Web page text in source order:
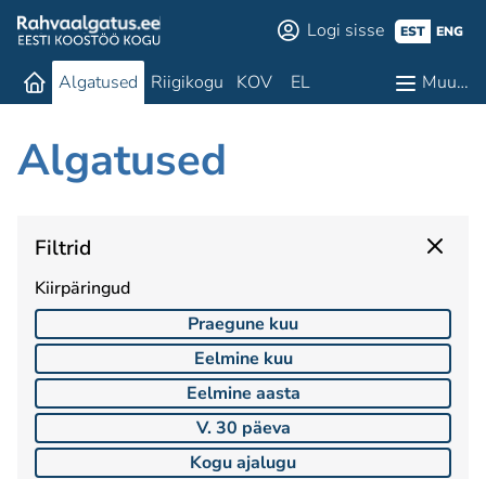
Logi sisse EST ENG
Algatused Riigikogu KOV EL Muu…
Algatused
Filtrid
Kiirpäringud
Praegune kuu
Eelmine kuu
Eelmine aasta
V. 30 päeva
Kogu ajalugu